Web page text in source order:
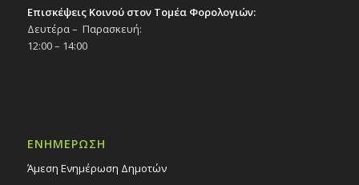
Επισκέψεις Κοινού στον Τομέα Φορολογιών:
Δευτέρα – Παρασκευή:
12:00 – 14:00
ΕΝΗΜΕΡΩΣΗ
Άμεση Ενημέρωση Δημοτών